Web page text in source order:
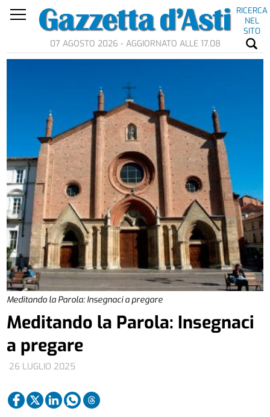
RICERCA
NEL
SITO
07 AGOSTO 2026 - AGGIORNATO ALLE 17.08
Meditando la Parola: Insegnaci a pregare
26 LUGLIO 2025
Meditando la Parola: Insegnaci
a pregare